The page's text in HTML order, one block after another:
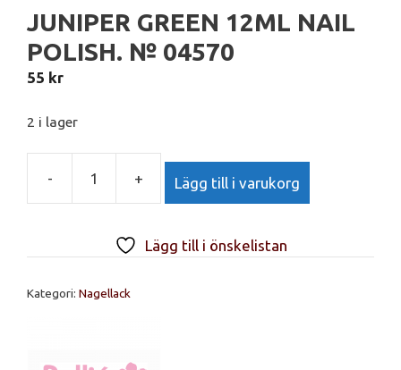
JUNIPER GREEN 12ML NAIL
POLISH. № 04570
55 kr
2 i lager
-
JUNIPER
NAIL
+ Lägg till i varukorg
Lägg till i önskelistan
Kategori: Nagellack